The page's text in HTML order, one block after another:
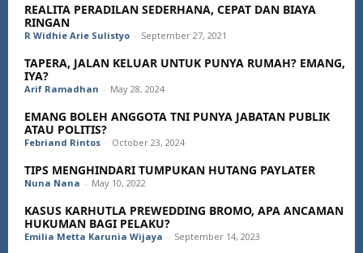
REALITA PERADILAN SEDERHANA, CEPAT DAN BIAYA
RINGAN
R Widhie Arie Sulistyo - September 27, 2021
TAPERA, JALAN KELUAR UNTUK PUNYA RUMAH? EMANG,
IYA?
Arif Ramadhan - May 28, 2024
EMANG BOLEH ANGGOTA TNI PUNYA JABATAN PUBLIK
ATAU POLITIS?
Febriand Rintos - October 23, 2024
TIPS MENGHINDARI TUMPUKAN HUTANG PAYLATER
Nuna Nana - May 10, 2022
KASUS KARHUTLA PREWEDDING BROMO, APA ANCAMAN
HUKUMAN BAGI PELAKU?
Emilia Metta Karunia Wijaya - September 14, 2023